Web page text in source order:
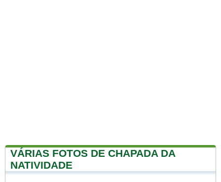
VÁRIAS FOTOS DE CHAPADA DA
NATIVIDADE